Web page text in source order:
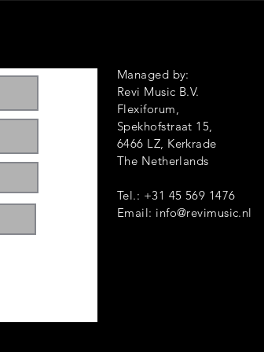
Managed by:
Revi Music B.V.
Flexiforum,
Spekhofstraat
6466 LZ, Kerkrade
The Netherlands
Tel.: +31 45 569 1476
Email: info@revimusic.nl